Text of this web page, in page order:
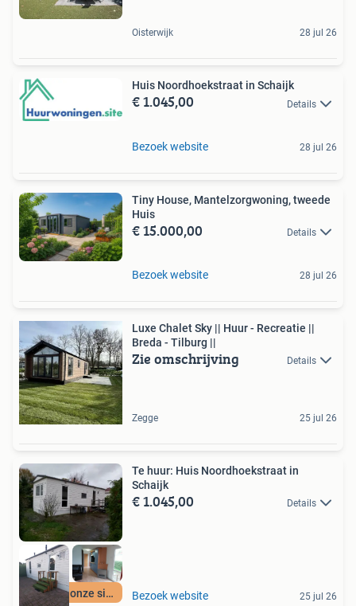
Oisterwijk 28 jul 26
Huis Noordhoekstraat in Schaijk
€ 1.045,00 Details
Bezoek website 28 jul 26
Tiny House, Mantelzorgwoning, tweede
Huis
€ 15.000,00 Details
Bezoek website 28 jul 26
Luxe Chalet Sky || Huur - Recreatie ||
Breda - Tilburg ||
Zie omschrijving Details
Zegge 25 jul 26
Meer op onze site
Te huur: Huis Noordhoekstraat in
Schaijk
€ 1.045,00 Details
Bezoek website 25 jul 26